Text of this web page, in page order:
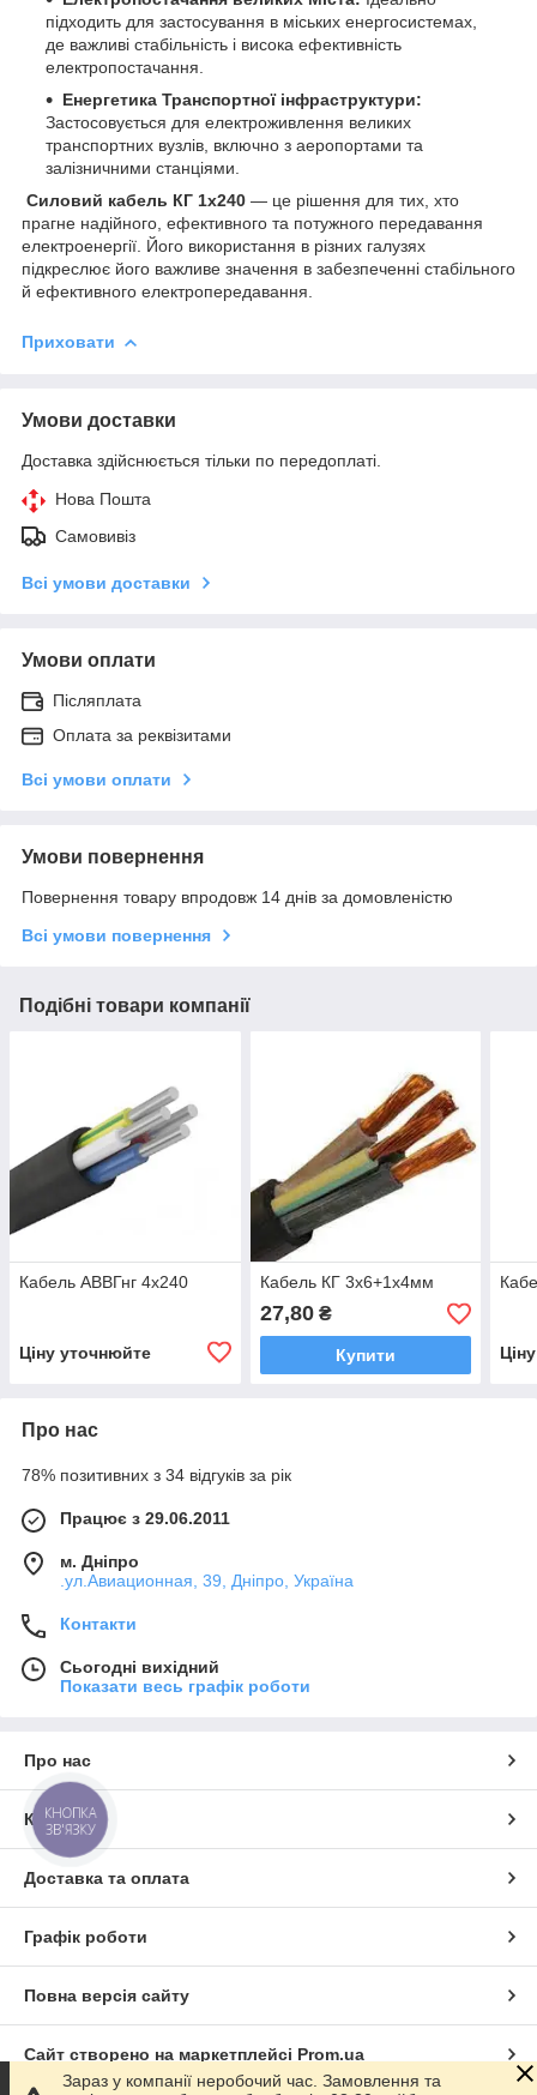
підходить для застосування в міських енергосистемах,
де важливі стабільність і висока ефективність
електропостачання.
Енергетика Транспортної інфраструктури:
Застосовується для електроживлення великих
транспортних вузлів, включно з аеропортами та
залізничними станціями.
Силовий кабель КГ 1х240 — це рішення для тих, хто
прагне надійного, ефективного та потужного передавання
електроенергії. Його використання в різних галузях
підкреслює його важливе значення в забезпеченні стабільного
й ефективного електропередавання.
Приховати
Умови доставки
Доставка здійснюється тільки по передоплаті.
Нова Пошта
Самовивіз
Всі умови доставки
Умови оплати
Післяплата
Оплата за реквізитами
Всі умови оплати
Умови повернення
Повернення товару впродовж 14 днів за домовленістю
Всі умови повернення
Подібні товари компанії
Кабель АВВГнг 4х240
Ціну уточнюйте
Кабель КГ 3х6+1х4мм
27,80₴
Купити
Про нас
78% позитивних з 34 відгуків за рік
Працює з 29.06.2011
м. Дніпро
.ул.Авиационная, 39, Дніпро, Україна
Контакти
Сьогодні вихідний
Показати весь графік роботи
Про нас
Контакти
Доставка та оплата
Графік роботи
Повна версія сайту
Сайт створено на маркетплейсі Prom.ua
Зараз у компанії неробочий час. Замовлення та
КНОПКА
ЗВ'ЯЗКУ